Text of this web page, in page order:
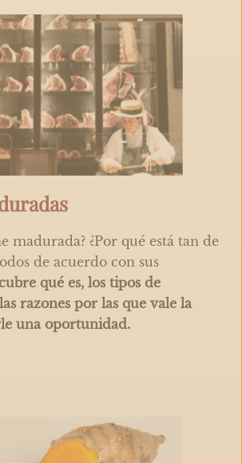
madurada? ¿Por qué está tan de
de acuerdo con sus
qué es, los tipos de
razones por las que vale la
una oportunidad.